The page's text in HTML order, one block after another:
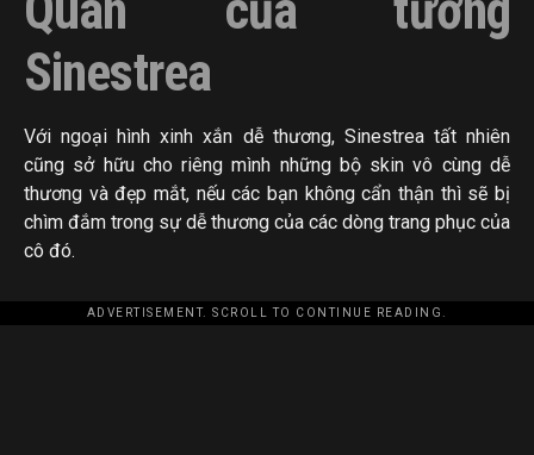
Sinestrea
Với ngoại hình xinh xắn dễ thương, Sinestrea tất nhiên
cũng sở hữu cho riêng mình những bộ skin vô cùng dễ
thương và đẹp mắt, nếu các bạn không cẩn thận thì sẽ bị
chìm đắm trong sự dễ thương của các dòng trang phục của
cô đó.
ADVERTISEMENT. SCROLL TO CONTINUE READING.